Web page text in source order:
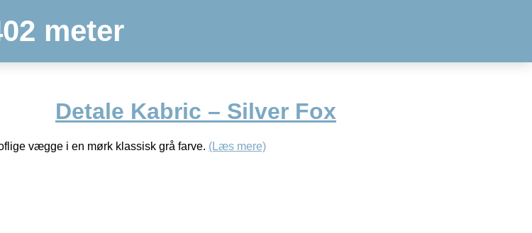
meter
Detale Kabric – Silver Fox
vægge i en mørk klassisk grå farve. (Læs mere)